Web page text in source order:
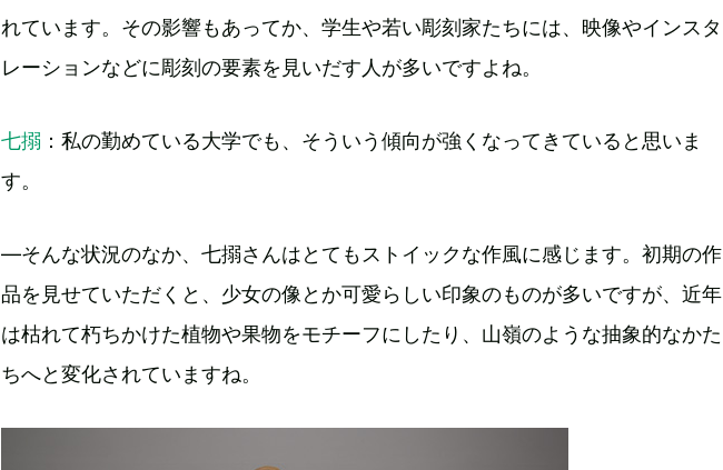
れています。その影響もあってか、学生や若い彫刻家たちには、映像やインスタ
レーションなどに彫刻の要素を見いだす人が多いですよね。
七搦 ：私の勤めている大学でも、そういう傾向が強くなってきていると思いま
す。
―そんな状況のなか、七搦さんはとてもストイックな作風に感じます。初期の作
品を見せていただくと、少女の像とか可愛らしい印象のものが多いですが、近年
は枯れて朽ちかけた植物や果物をモチーフにしたり、山嶺のような抽象的なかた
ちへと変化されていますね。